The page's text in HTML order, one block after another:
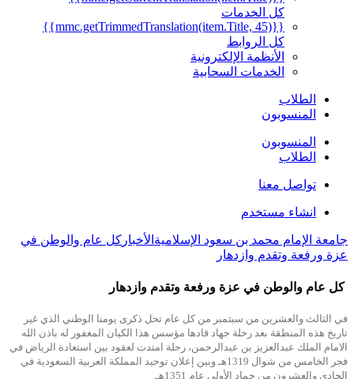
كل الخدمات
{{mmc.getTrimmedTranslation(item.Title, 45)}}
كل الروابط
الأنظمة الإلكترونية
الخدمات السحابية
الطلاب
المنسوبون
المنسوبون
الطلاب
تواصل معنا
انشاء مستخدم
جامعة الإمام محمد بن سعود الإسلامية الأخبار كل عام والوطن في
عزة ورفعة وتقدم وازدهار
كل عام والوطن في عزة ورفعة وتقدم وازدهار
​​​في الثالث والعشرين من سبتمبر من كل عام تحل ذكرى يومنا الوطني الذي غير
تاريخ هذه المنطقة بعد رحلة جهاد قادها مؤسس هذا الكيان المغفور له باذن الله
الامام الملك عبدالعزيز بن عبدالرحمن، رحلة امتدت لعقود بين استعادة الرياض في
فجر الخامس من شوال 1319هـ وبين إعلان توحيد المملكة العربية السعودية في
الحادي والعشرون من جماد الأولي عام 1351هـ.